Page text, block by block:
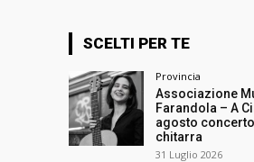
SCELTI PER TE
Provincia
Associazione
Farandola – A
agosto
chitarra
31 Luglio 2026